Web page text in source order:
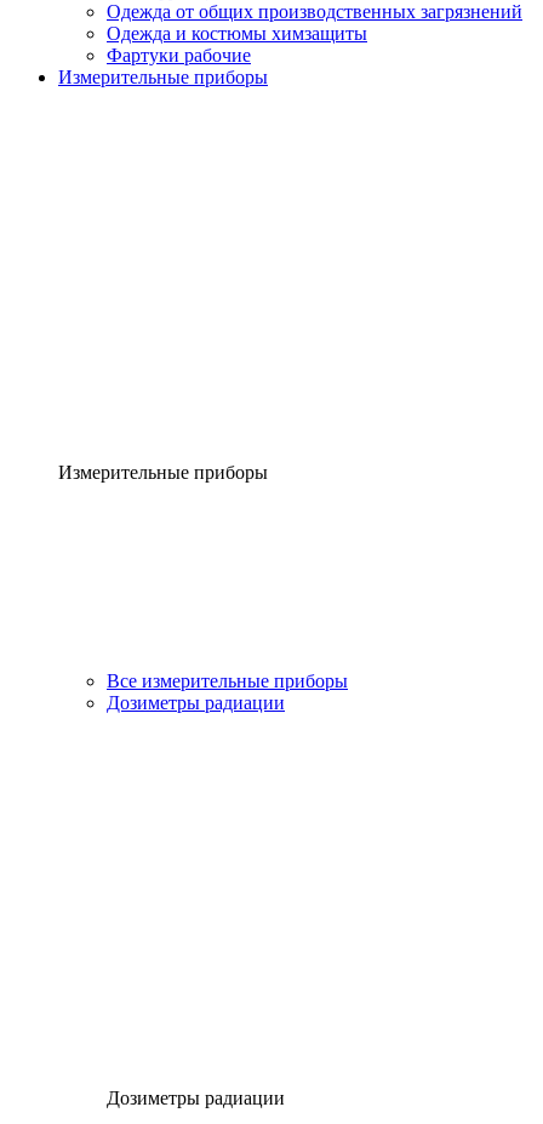
Одежда от общих производственных загрязнений
Одежда и костюмы химзащиты
Фартуки рабочие
Измерительные приборы
Измерительные приборы
Все измерительные приборы
Дозиметры радиации
Дозиметры радиации